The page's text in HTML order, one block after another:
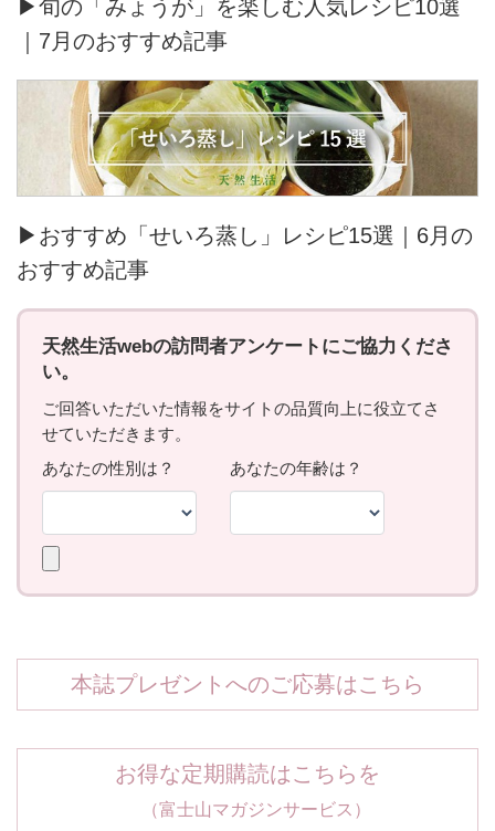
▶旬の「みょうが」を楽しむ人気レシピ10選
｜7月のおすすめ記事
▶おすすめ「せいろ蒸し」レシピ15選｜6月の
おすすめ記事
本誌プレゼントへのご応募はこちら
お得な定期購読はこちらを
（富士山マガジンサービス）